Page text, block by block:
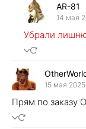
AR-81
14 мая
Убрали
15 мая
Прям по заказу